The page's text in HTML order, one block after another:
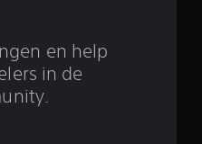
en help
in de